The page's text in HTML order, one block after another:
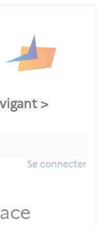
Se connecter